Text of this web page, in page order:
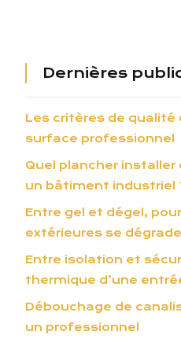
Dernières
Les critères de qualité
surface professionnel
Quel plancher
un bâtiment industriel
Entre gel et dégel,
extérieures se
Entre isolation et
thermique d’une
Débouchage de
un professionnel